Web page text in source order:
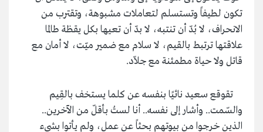
تكون لطيفاً وتستسلم لتعاملات مشبوهة، وتقترب من
الانحراف، لا بُدّ أن تنتبه، لا بدّ أن تعيها بكل يقظة طالما
علاقتها ترتبط بالقيم، لا سلام مع ضمير ميّت، لا أمان مع
قاتل ولا حياة مطمئنة مع جلاّد.
تقوقع سعيد نائيًا بنفسه عن كلما يستخف بالقِيم
والسّمت.. وأشار إلى نفسه.. أنا لستُ بأقلّ من الآخرين..
الذين خرجوا من بيوتهم بحثاً عن عمل، ولم يأتوا بشيء